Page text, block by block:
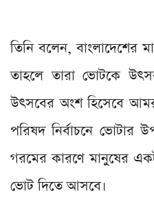
তিনি বলেন, বাংলাদেশের
তাহলে তারা ভোটকে
উৎসবের অংশ হিসেবে
পরিষদ নির্বাচনে ভোটার
গরমের কারণে মানুষের
ভোট দিতে আসবে।